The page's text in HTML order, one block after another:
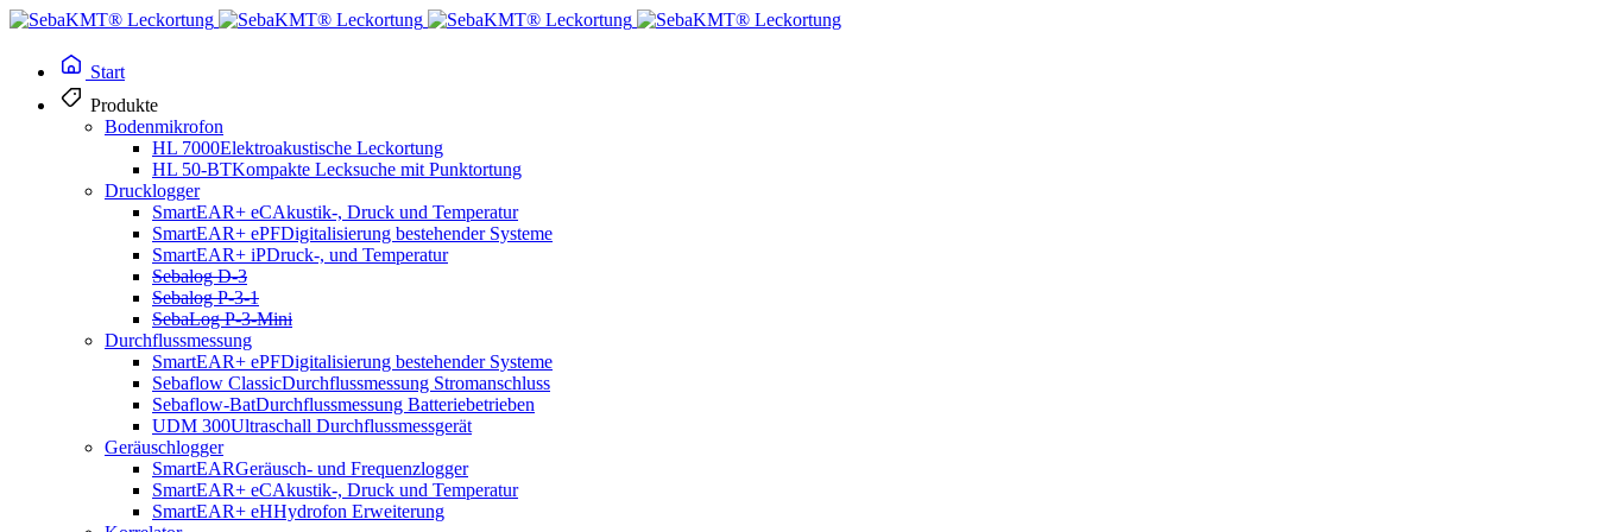
Start
Produkte
Bodenmikrofon
HL 7000Elektroakustische Leckortung
HL 50-BTKompakte Lecksuche mit Punktortung
Drucklogger
SmartEAR+ eCAkustik-, Druck und Temperatur
SmartEAR+ ePFDigitalisierung bestehender Systeme
SmartEAR+ iPDruck-, und Temperatur
Sebalog D-3
Sebalog P-3-1
SebaLog P-3-Mini
Durchflussmessung
SmartEAR+ ePFDigitalisierung bestehender Systeme
Sebaflow ClassicDurchflussmessung Stromanschluss
Sebaflow-BatDurchflussmessung Batteriebetrieben
UDM 300Ultraschall Durchflussmessgerät
Geräuschlogger
SmartEARGeräusch- und Frequenzlogger
SmartEAR+ eCAkustik-, Druck und Temperatur
SmartEAR+ eHHydrofon Erweiterung
Kabelortung
Easyloc RxTx
Jede Baustelle birgt Unsicherheiten – aber mit dem Easyloc Ortungssystem gehören böse Überraschungen der Vergangenheit an. Kabelschäden, Verzögerungen und teure Reparaturen? Nicht mit Easyloc RxTx.
Sie haben die Kontrolle, denn mit dem Ortungssystem erkennen Sie schnell und zuverlässig unterirdische Leitungen, bevor die erste Schaufel angesetzt wird.